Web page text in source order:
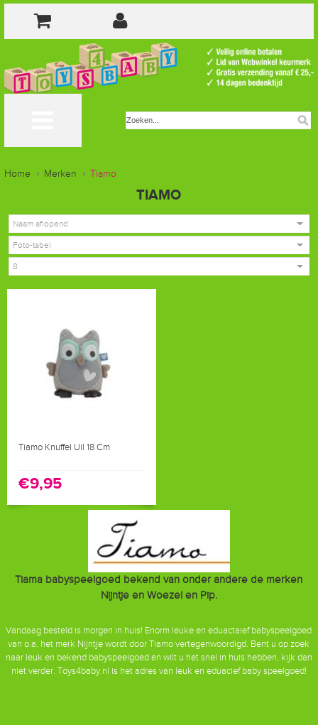
Home Merken Tiamo
TIAMO
Naam aflopend
Foto-tabel
8
Tiamo Knuffel Uil 18 Cm
€9,95
Tiama babyspeelgoed bekend van onder andere de merken
Nijntje en Woezel en Pip.
Vandaag besteld is morgen in huis! Enorm leuke en eduactaief babyspeelgoed
van o.a. het merk Nijntje wordt door Tiamo vertegenwoordigd. Bent u op zoek
naar leuk en bekend babyspeelgoed en wilt u het snel in huis hebben, kijk dan
niet verder. Toys4baby.nl is het adres van leuk en eduacief baby speelgoed!